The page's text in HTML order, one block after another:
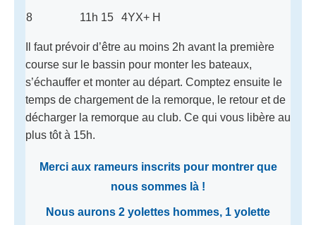
8 11h 15 4YX+ H
Il faut prévoir d’être au moins 2h avant la première
course sur le bassin pour monter les bateaux,
s’échauffer et monter au départ. Comptez ensuite le
temps de chargement de la remorque, le retour et de
décharger la remorque au club. Ce qui vous libère au
plus tôt à 15h.
Merci aux rameurs inscrits pour montrer que
nous sommes là !
Nous aurons 2 yolettes hommes, 1 yolette